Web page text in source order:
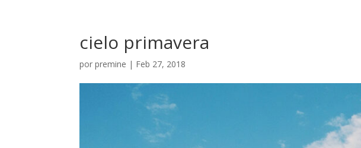
cielo primavera
porpremine | Feb 27, 2018